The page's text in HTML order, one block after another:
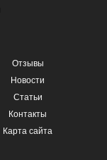
Отзывы
Новости
Статьи
Контакты
Карта сайта